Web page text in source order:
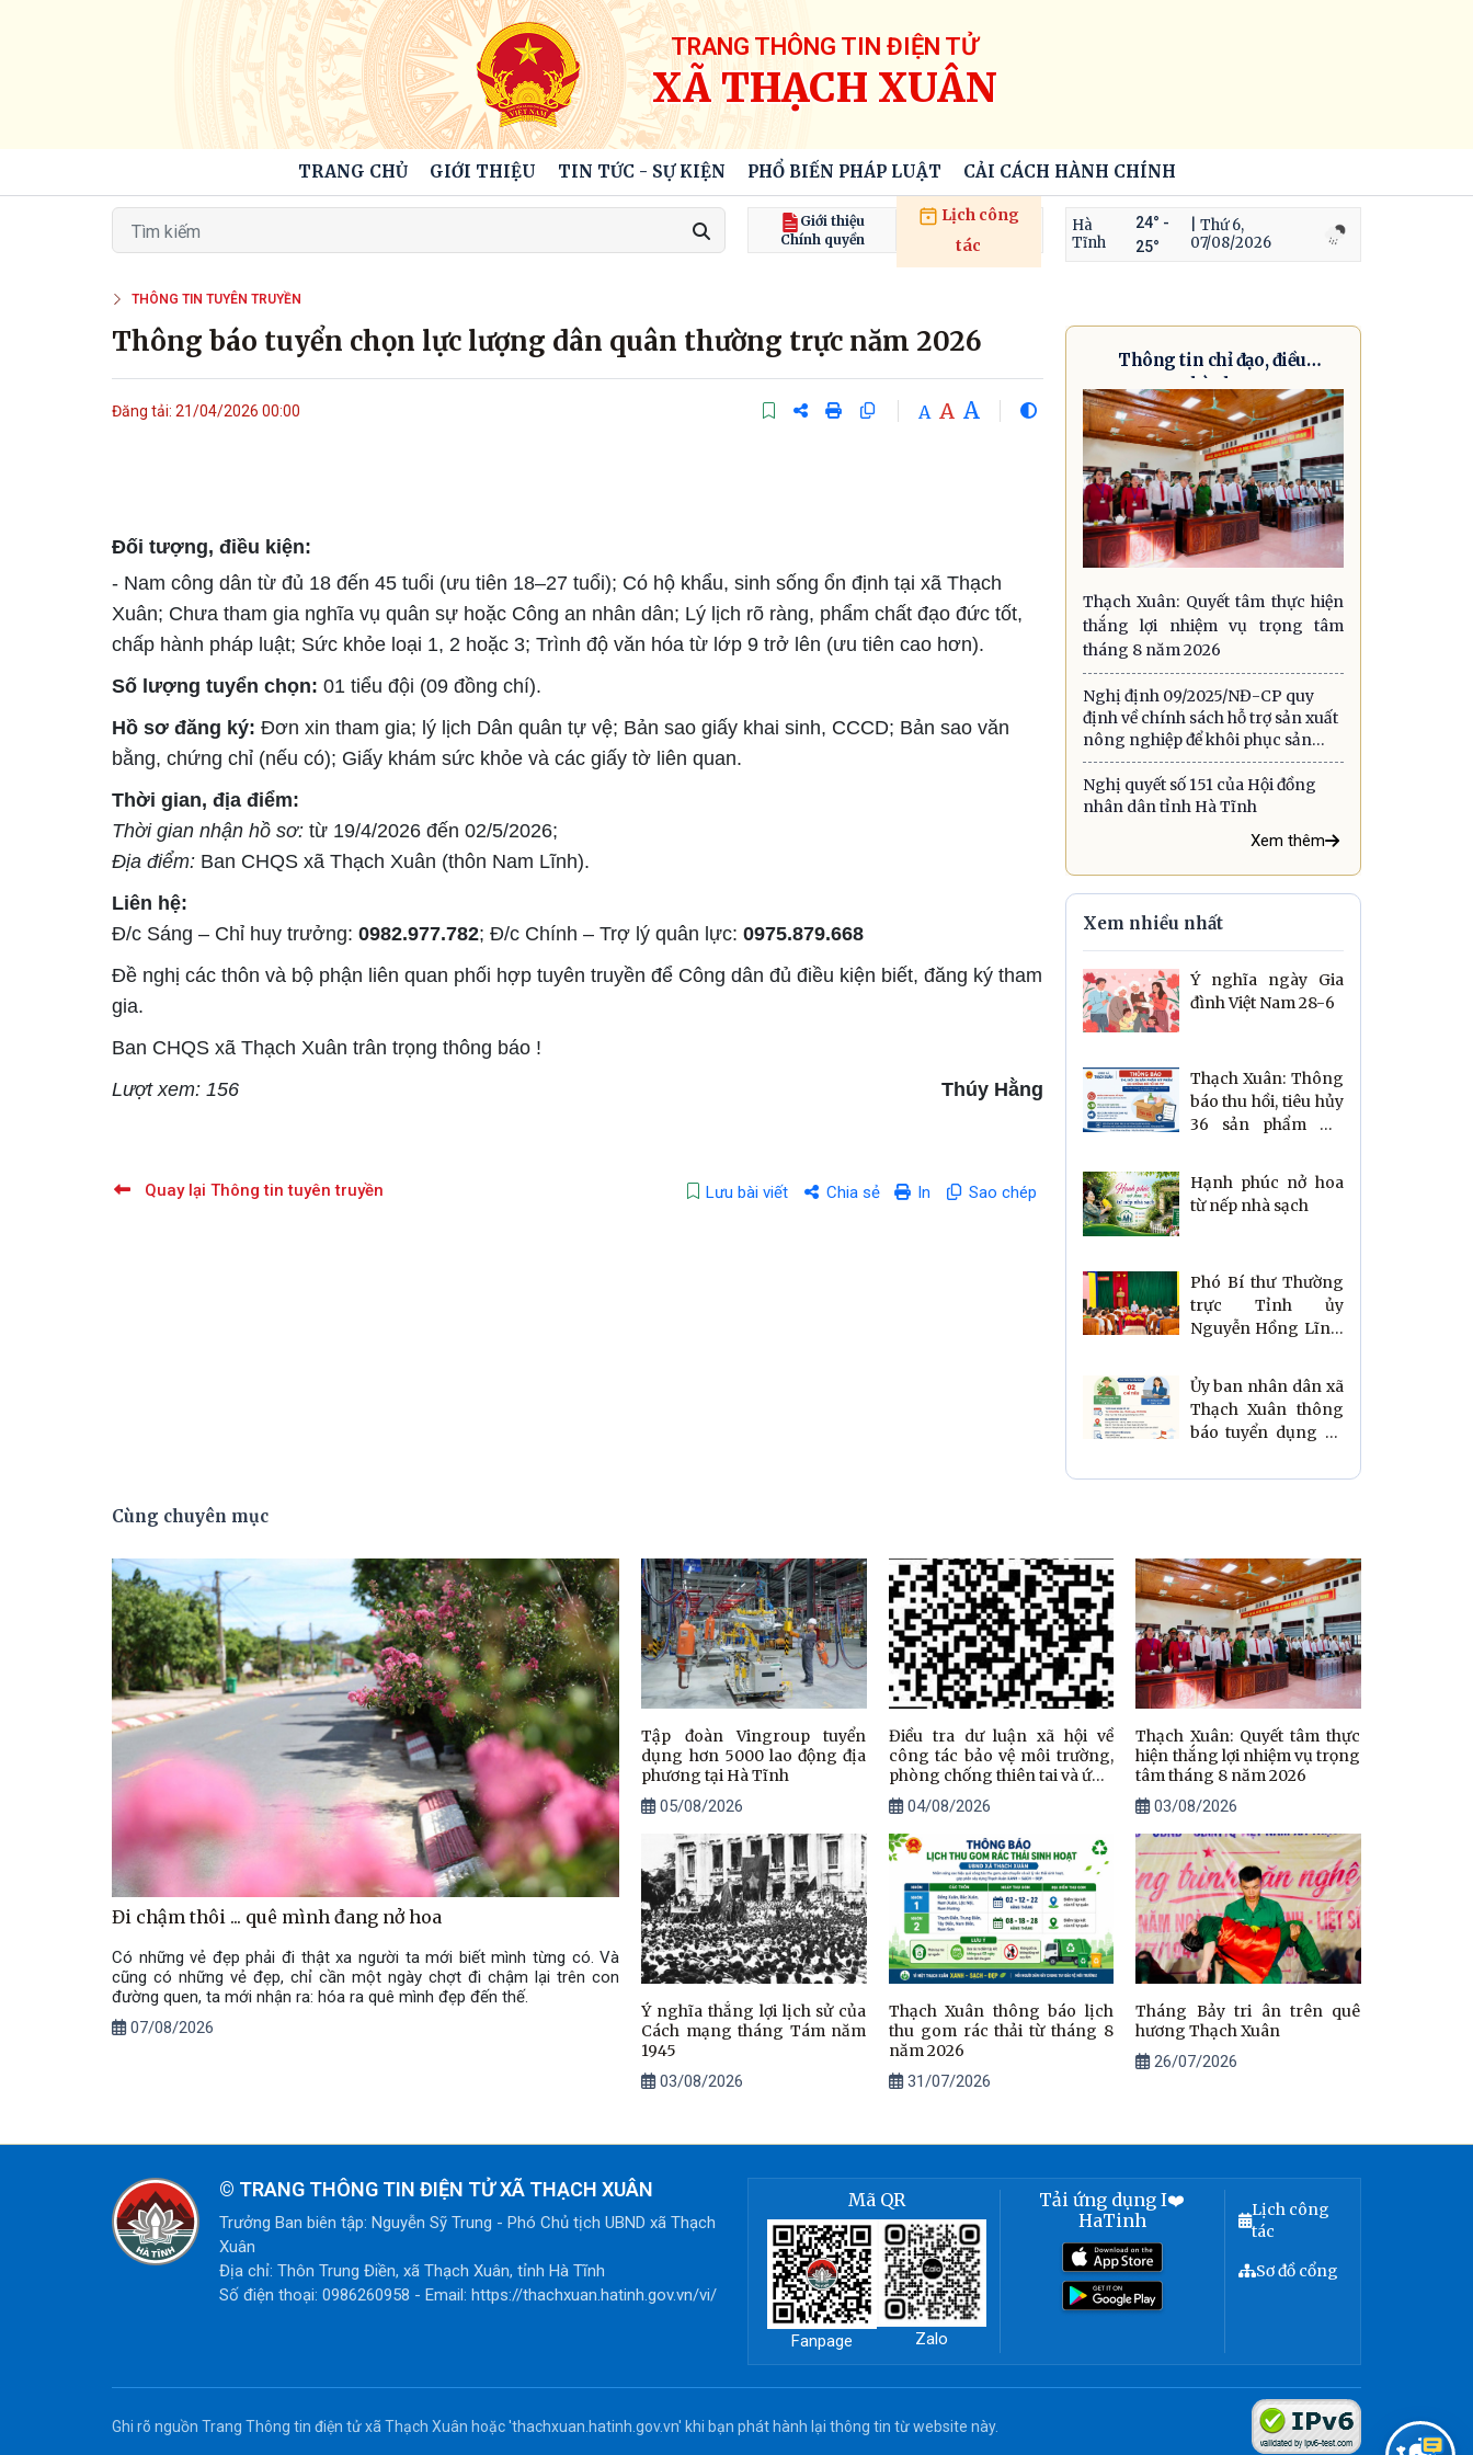
TRANG THÔNG TIN ĐIỆN TỬ
XÃ THẠCH XUÂN
TRANG CHỦ GIỚI THIỆU TIN TỨC - SỰ KIỆN PHỔ BIẾN PHÁP LUẬT CẢI CÁCH HÀNH CHÍNH
Giới thiệu
Chính quyền
Lịch công
tác
Hà
Tĩnh
24° -
25°
| Thứ 6,
07/08/2026
THÔNG TIN TUYÊN TRUYỀN
Thông báo tuyển chọn lực lượng dân quân thường trực năm 2026
Đăng tải: 21/04/2026 00:00 A A A
Đối tượng, điều kiện:
- Nam công dân từ đủ 18 đến 45 tuổi (ưu tiên 18–27 tuổi); Có hộ khẩu, sinh sống ổn định tại xã Thạch
Xuân; Chưa tham gia nghĩa vụ quân sự hoặc Công an nhân dân; Lý lịch rõ ràng, phẩm chất đạo đức tốt,
chấp hành pháp luật; Sức khỏe loại 1, 2 hoặc 3; Trình độ văn hóa từ lớp 9 trở lên (ưu tiên cao hơn).
Số lượng tuyển chọn: 01 tiểu đội (09 đồng chí).
Hồ sơ đăng ký: Đơn xin tham gia; lý lịch Dân quân tự vệ; Bản sao giấy khai sinh, CCCD; Bản sao văn
bằng, chứng chỉ (nếu có); Giấy khám sức khỏe và các giấy tờ liên quan.
Thời gian, địa điểm:
Thời gian nhận hồ sơ: từ 19/4/2026 đến 02/5/2026;
Địa điểm: Ban CHQS xã Thạch Xuân (thôn Nam Lĩnh).
Liên hệ:
Đ/c Sáng – Chỉ huy trưởng: 0982.977.782; Đ/c Chính – Trợ lý quân lực: 0975.879.668
Đề nghị các thôn và bộ phận liên quan phối hợp tuyên truyền để Công dân đủ điều kiện biết, đăng ký tham
gia.
Ban CHQS xã Thạch Xuân trân trọng thông báo !
Lượt xem: 156
Thúy Hằng
Quay lại Thông tin tuyên truyền Lưu bài viết Chia sẻ In Sao chép
Thông tin chỉ đạo, điều
hành
Thạch Xuân: Quyết tâm thực hiện
thắng lợi nhiệm vụ trọng tâm
tháng 8 năm 2026
Nghị định 09/2025/NĐ-CP quy
định về chính sách hỗ trợ sản xuất
nông nghiệp để khôi phục sản
xuất vùng bị thiệt hại do thiên tai,
dịch hại thực vật
Nghị quyết số 151 của Hội đồng
nhân dân tỉnh Hà Tĩnh
Xem thêm
Xem nhiều nhất
Ý nghĩa ngày Gia
đình Việt Nam 28-6
Thạch Xuân: Thông
báo thu hồi, tiêu hủy
36 sản phẩm mỹ
định
Hạnh phúc nở hoa
từ nếp nhà sạch
Phó Bí thư Thường
trực Tỉnh ủy
Nguyễn Hồng Lĩnh:
phá bằng tư duy
phát triển mới
Ủy ban nhân dân xã
Thạch Xuân thông
báo tuyển dụng 02
Cùng chuyên mục
Đi chậm thôi ... quê mình đang nở hoa
Có những vẻ đẹp phải đi thật xa người ta mới biết mình từng có. Và
cũng có những vẻ đẹp, chỉ cần một ngày chợt đi chậm lại trên con
đường quen, ta mới nhận ra: hóa ra quê mình đẹp đến thế.
07/08/2026
Tập đoàn Vingroup tuyển
dụng hơn 5000 lao động địa
phương tại Hà Tĩnh
05/08/2026
Điều tra dư luận xã hội về
công tác bảo vệ môi trường,
phòng chống thiên tai và ứng
phó với biến đổi khí hậu
04/08/2026
Thạch Xuân: Quyết tâm thực
hiện thắng lợi nhiệm vụ trọng
tâm tháng 8 năm 2026
03/08/2026
Ý nghĩa thắng lợi lịch sử của
Cách mạng tháng Tám năm
1945
03/08/2026
Thạch Xuân thông báo lịch
thu gom rác thải từ tháng 8
năm 2026
31/07/2026
Tháng Bảy tri ân trên quê
hương Thạch Xuân
26/07/2026
© TRANG THÔNG TIN ĐIỆN TỬ XÃ THẠCH XUÂN
Trưởng Ban biên tập: Nguyễn Sỹ Trung - Phó Chủ tịch UBND xã Thạch
Xuân
Địa chỉ: Thôn Trung Điền, xã Thạch Xuân, tỉnh Hà Tĩnh
Số điện thoại: 0986260958 - Email: https://thachxuan.hatinh.gov.vn/vi/
Mã QR
Fanpage Zalo
Tải ứng dụng I❤️
HaTinh
Lịch công
tác
Sơ đồ cổng
Ghi rõ nguồn Trang Thông tin điện tử xã Thạch Xuân hoặc 'thachxuan.hatinh.gov.vn' khi bạn phát hành lại thông tin từ website này.